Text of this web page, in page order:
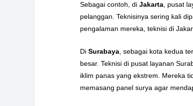
Sebagai contoh, diJakarta , pusat
pelanggan. Teknisinya sering kali
pengalaman mereka, teknisi di
DiSurabaya, sebagai kota kedua
besar. Teknisi di pusat layanan
iklim panas yang ekstrem. Mereka
memasang panel surya agar